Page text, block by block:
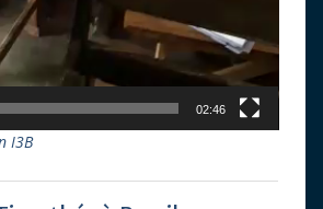
02:46
I3B